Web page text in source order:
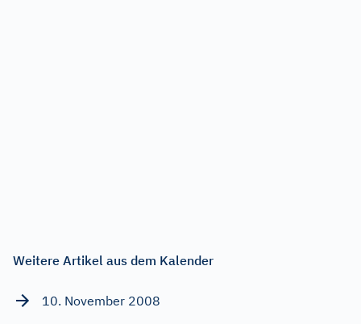
Weitere Artikel aus dem Kalender
10. November 2008